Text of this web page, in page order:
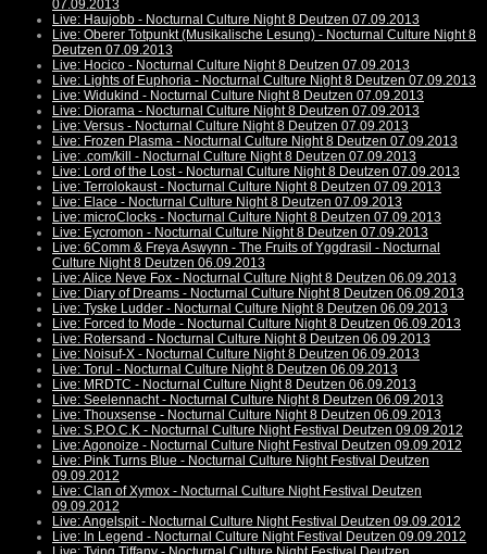
07.09.2013
Live: Haujobb - Nocturnal Culture Night 8 Deutzen 07.09.2013
Live: Oberer Totpunkt (Musikalische Lesung) - Nocturnal Culture Night 8
Deutzen 07.09.2013
Live: Hocico - Nocturnal Culture Night 8 Deutzen 07.09.2013
Live: Lights of Euphoria - Nocturnal Culture Night 8 Deutzen 07.09.2013
Live: Widukind - Nocturnal Culture Night 8 Deutzen 07.09.2013
Live: Diorama - Nocturnal Culture Night 8 Deutzen 07.09.2013
Live: Versus - Nocturnal Culture Night 8 Deutzen 07.09.2013
Live: Frozen Plasma - Nocturnal Culture Night 8 Deutzen 07.09.2013
Live: .com/kill - Nocturnal Culture Night 8 Deutzen 07.09.2013
Live: Lord of the Lost - Nocturnal Culture Night 8 Deutzen 07.09.2013
Live: Terrolokaust - Nocturnal Culture Night 8 Deutzen 07.09.2013
Live: Elace - Nocturnal Culture Night 8 Deutzen 07.09.2013
Live: microClocks - Nocturnal Culture Night 8 Deutzen 07.09.2013
Live: Eycromon - Nocturnal Culture Night 8 Deutzen 07.09.2013
Live: 6Comm & Freya Aswynn - The Fruits of Yggdrasil - Nocturnal
Culture Night 8 Deutzen 06.09.2013
Live: Alice Neve Fox - Nocturnal Culture Night 8 Deutzen 06.09.2013
Live: Diary of Dreams - Nocturnal Culture Night 8 Deutzen 06.09.2013
Live: Tyske Ludder - Nocturnal Culture Night 8 Deutzen 06.09.2013
Live: Forced to Mode - Nocturnal Culture Night 8 Deutzen 06.09.2013
Live: Rotersand - Nocturnal Culture Night 8 Deutzen 06.09.2013
Live: Noisuf-X - Nocturnal Culture Night 8 Deutzen 06.09.2013
Live: Torul - Nocturnal Culture Night 8 Deutzen 06.09.2013
Live: MRDTC - Nocturnal Culture Night 8 Deutzen 06.09.2013
Live: Seelennacht - Nocturnal Culture Night 8 Deutzen 06.09.2013
Live: Thouxsense - Nocturnal Culture Night 8 Deutzen 06.09.2013
Live: S.P.O.C.K - Nocturnal Culture Night Festival Deutzen 09.09.2012
Live: Agonoize - Nocturnal Culture Night Festival Deutzen 09.09.2012
Live: Pink Turns Blue - Nocturnal Culture Night Festival Deutzen
09.09.2012
Live: Clan of Xymox - Nocturnal Culture Night Festival Deutzen
09.09.2012
Live: Angelspit - Nocturnal Culture Night Festival Deutzen 09.09.2012
Live: In Legend - Nocturnal Culture Night Festival Deutzen 09.09.2012